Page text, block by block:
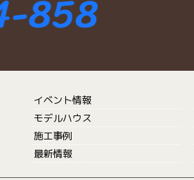
イベント情報
モデルハウス
施工事例
最新情報